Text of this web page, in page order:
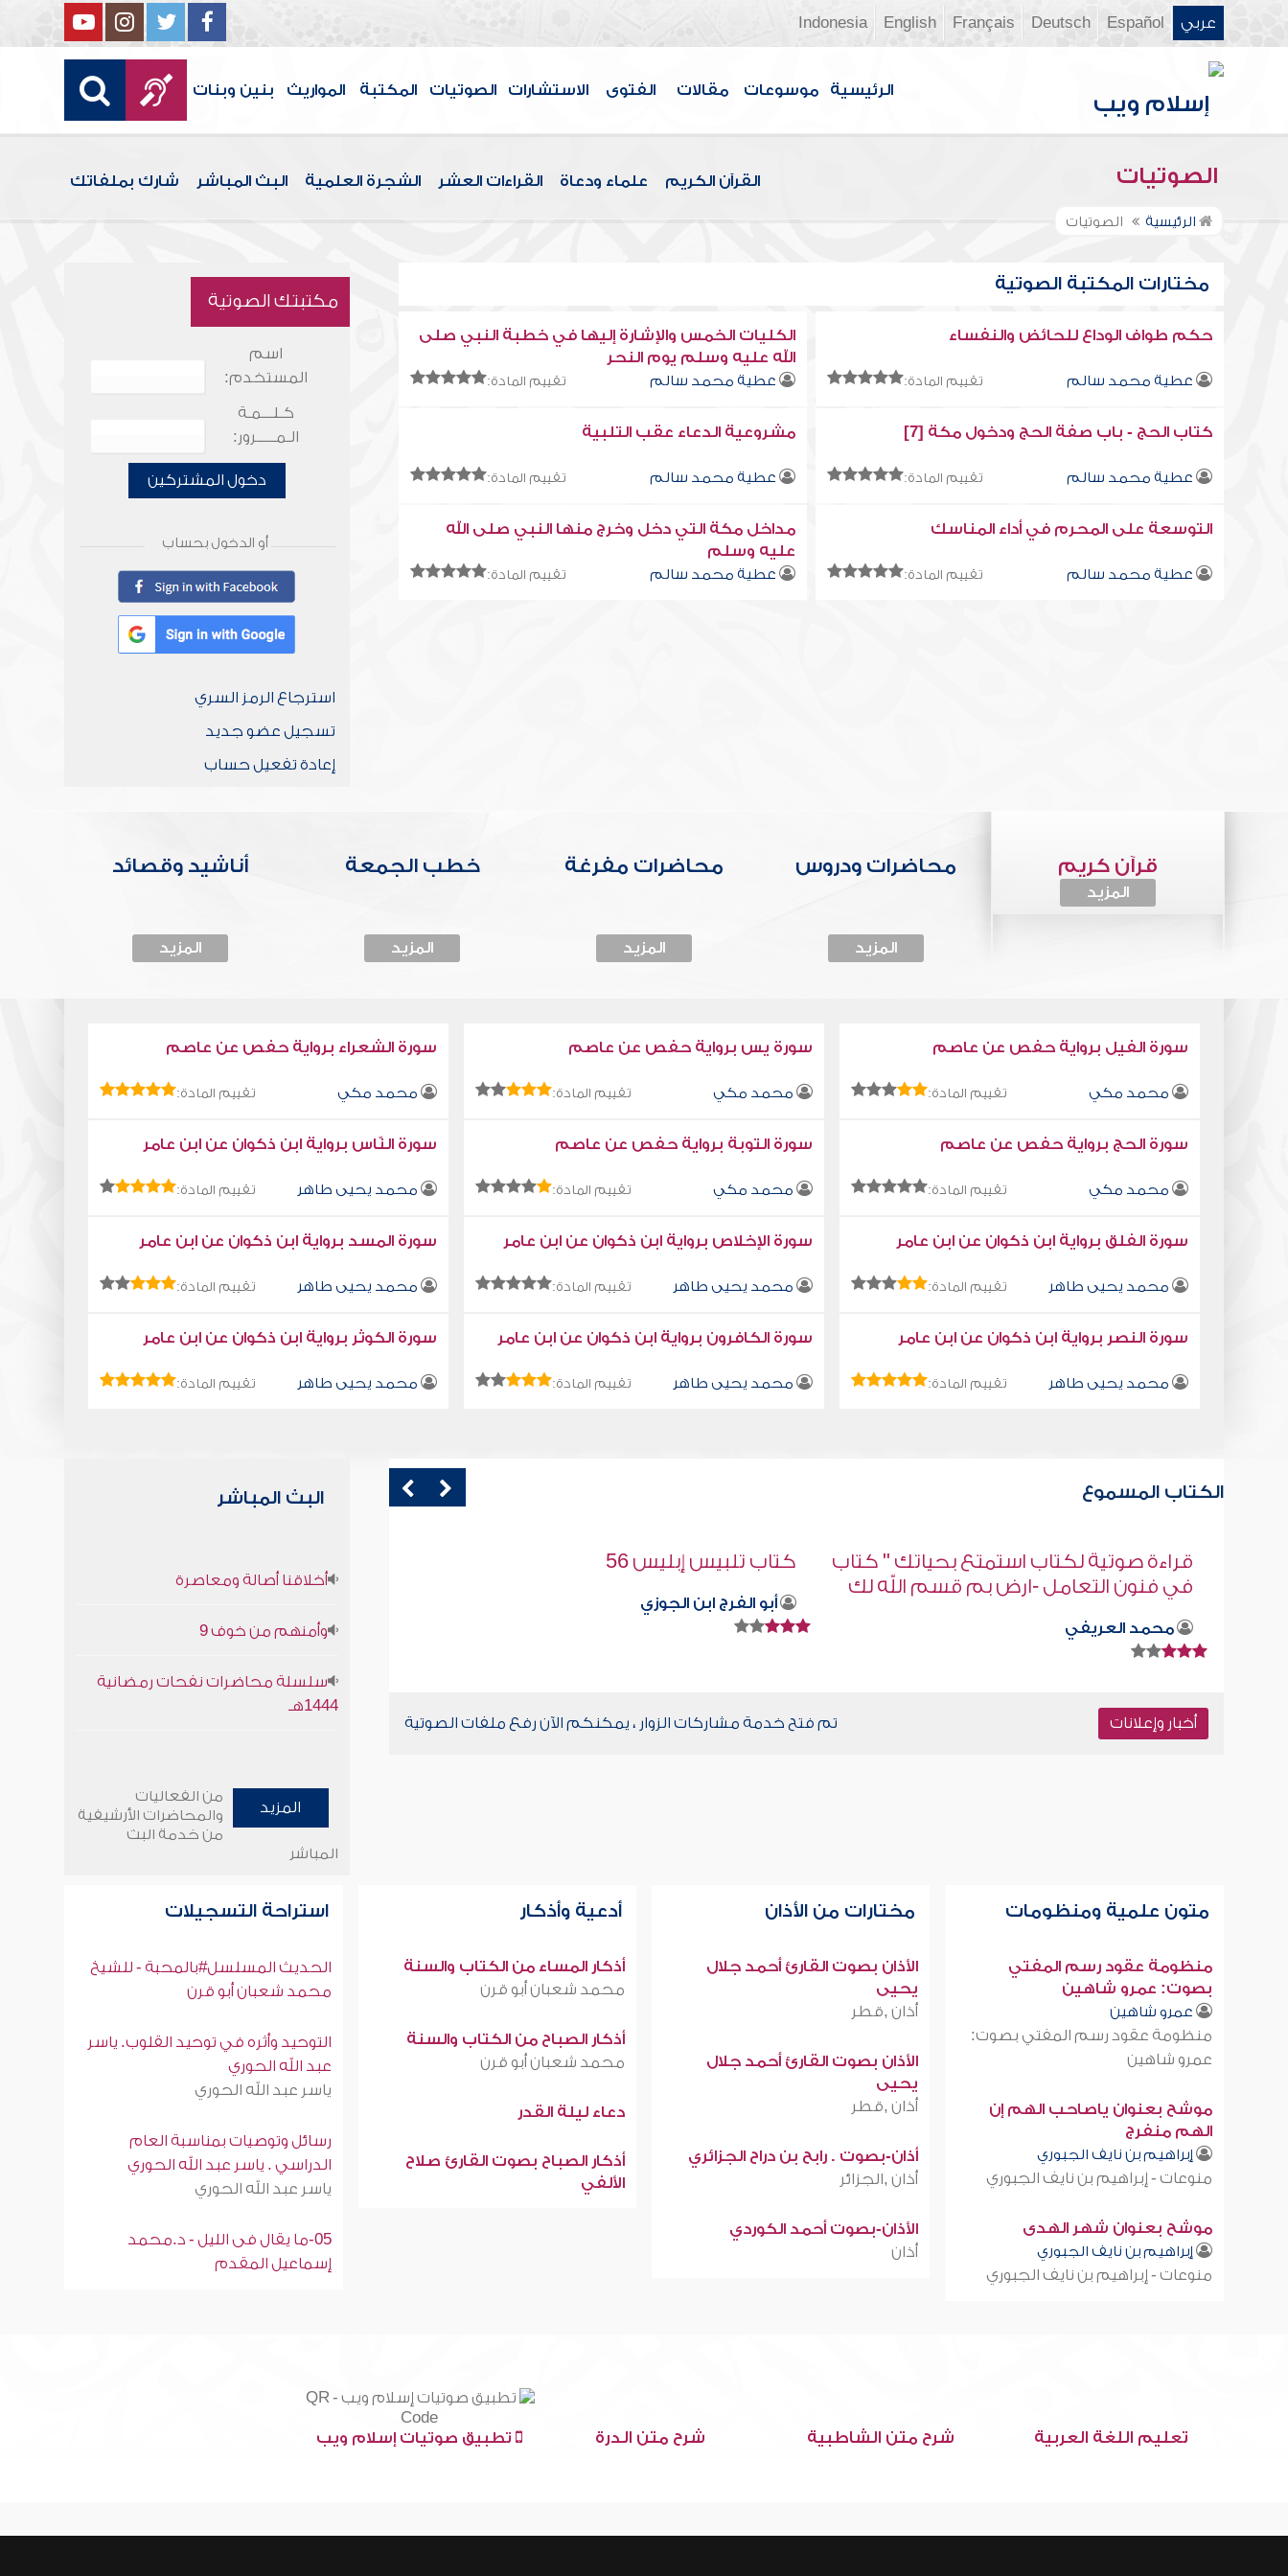
عربي Español
Deutsch
Français
English
Indonesia
الرئيسية موسوعات مقالات الفتوى الاستشارات الصوتيات المكتبة المواريث بنين وبنات
الصوتيات القرآن الكريم علماء ودعاة القراءات العشر الشجرة العلمية البث المباشر شارك بملفاتك
الرئيسية الصوتيات
مختارات المكتبة الصوتية
حكم طواف الوداع للحائض والنفساء
عطية محمد سالم تقييم المادة:
الكليات الخمس والإشارة إليها في خطبة النبي صلى
الله عليه وسلم يوم النحر
عطية محمد سالم تقييم المادة:
كتاب الحج - باب صفة الحج ودخول مكة [7]
عطية محمد سالم تقييم المادة:
مشروعية الدعاء عقب التلبية
عطية محمد سالم تقييم المادة:
التوسعة على المحرم في أداء المناسك
عطية محمد سالم تقييم المادة:
مداخل مكة التي دخل وخرج منها النبي صلى الله
عليه وسلم
عطية محمد سالم تقييم المادة:
مكتبتك الصوتية
اسم
المستخدم:
كـلـــمـة
الـمـــــرور:
دخول المشتركين
أو الدخول بحساب
استرجاع الرمز السري
تسجيل عضو جديد
إعادة تفعيل حساب
قرآن كريم
المزيد
محاضرات ودروس
المزيد
محاضرات مفرغة
المزيد
خطب الجمعة
المزيد
أناشيد وقصائد
المزيد
سورة الفيل برواية حفص عن عاصم
محمد مكي تقييم المادة:
سورة يس برواية حفص عن عاصم
محمد مكي تقييم المادة:
سورة الشعراء برواية حفص عن عاصم
محمد مكي تقييم المادة:
سورة الحج برواية حفص عن عاصم
محمد مكي تقييم المادة:
سورة التوبة برواية حفص عن عاصم
محمد مكي تقييم المادة:
سورة النّاس برواية ابن ذكوان عن ابن عامر
محمد يحيى طاهر تقييم المادة:
سورة الفلق برواية ابن ذكوان عن ابن عامر
محمد يحيى طاهر تقييم المادة:
سورة الإخلاص برواية ابن ذكوان عن ابن عامر
محمد يحيى طاهر تقييم المادة:
سورة المسد برواية ابن ذكوان عن ابن عامر
محمد يحيى طاهر تقييم المادة:
سورة النصر برواية ابن ذكوان عن ابن عامر
محمد يحيى طاهر تقييم المادة:
سورة الكافرون برواية ابن ذكوان عن ابن عامر
محمد يحيى طاهر تقييم المادة:
سورة الكوثر برواية ابن ذكوان عن ابن عامر
محمد يحيى طاهر تقييم المادة:
الكتاب المسموع
كتاب تلبيس إبليس 56
أبو الفرج ابن الجوزي
العالم من يخشى الله
صابر دياب
أخبار وإعلانات تم فتح خدمة مشاركات الزوار ، يمكنكم الآن رفع ملفات الصوتية
البث المباشر
أخلاقنا أصالة ومعاصرة
وأمنهم من خوف 9
سلسلة محاضرات نفحات رمضانية
1444هـ
المزيد
من الفعاليات
والمحاضرات الأرشيفية
من خدمة البث
المباشر
متون علمية ومنظومات
منظومة عقود رسم المفتي
بصوت: عمرو شاهين
عمرو شاهين
منظومة عقود رسم المفتي بصوت:
عمرو شاهين
موشح بعنوان ياصاحب الهم إن
الهم منفرج
إبراهيم بن نايف الجبوري
منوعات - إبراهيم بن نايف الجبوري
موشح بعنوان شهر الهدى
إبراهيم بن نايف الجبوري
منوعات - إبراهيم بن نايف الجبوري
مختارات من الأذان
الأذان بصوت القارئ أحمد جلال
يحيى
أذان ,قطر
الأذان بصوت القارئ أحمد جلال
يحيى
أذان ,قطر
أذان-بصوت . رابح بن دراح الجزائري
أذان ,الجزائر
الأذان-بصوت أحمد الكوردي
أذان
أدعية وأذكار
أذكار المساء من الكتاب والسنة
محمد شعبان أبو قرن
أذكار الصباح من الكتاب والسنة
محمد شعبان أبو قرن
دعاء ليلة القدر
أذكار الصباح بصوت القارئ صلاح
الألفي
استراحة التسجيلات
الحديث المسلسل#بالمحبة - للشيخ
محمد شعبان أبو قرن
التوحيد وأثره في توحيد القلوب. ياسر
عبد الله الحوري
ياسر عبد الله الحوري
رسائل وتوصيات بمناسبة العام
الدراسي . ياسر عبد الله الحوري
ياسر عبد الله الحوري
05-ما يقال فى الليل - د.محمد
إسماعيل المقدم
تعليم اللغة العربية شرح متن الشاطبية شرح متن الدرة تطبيق صوتيات إسلام ويب